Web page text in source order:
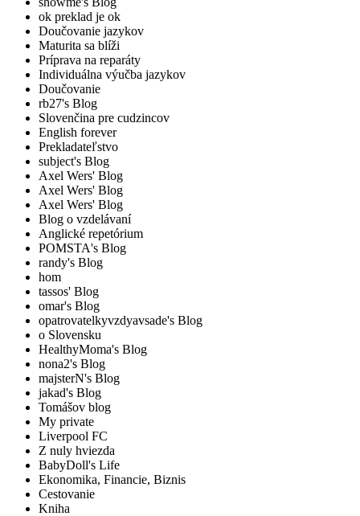
ok preklad je ok
Doučovanie jazykov
Maturita sa blíži
Príprava na reparáty
Individuálna výučba jazykov
Doučovanie
rb27's Blog
Slovenčina pre cudzincov
English forever
Prekladateľstvo
subject's Blog
Axel Wers' Blog
Axel Wers' Blog
Axel Wers' Blog
Blog o vzdelávaní
Anglické repetórium
POMSTA's Blog
randy's Blog
hom
tassos' Blog
omar's Blog
opatrovatelkyvzdyavsade's Blog
o Slovensku
HealthyMoma's Blog
nona2's Blog
majsterN's Blog
jakad's Blog
Tomášov blog
My private
Liverpool FC
Z nuly hviezda
BabyDoll's Life
Ekonomika, Financie, Biznis
Cestovanie
Kniha